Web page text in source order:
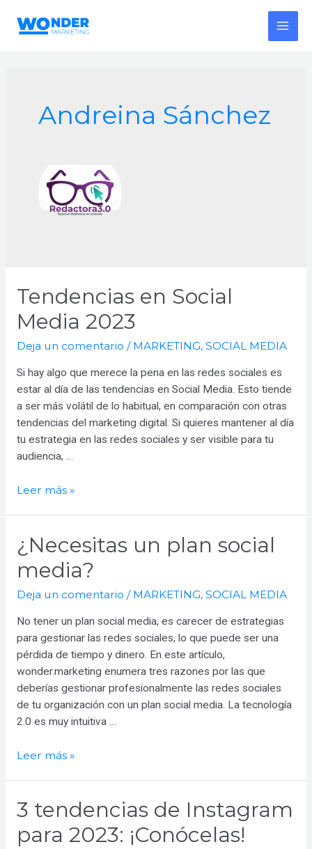
Andreina Sánchez
Tendencias en Social
Media 2023
Deja un comentario / MARKETING, SOCIAL MEDIA
Si hay algo que merece la pena en las redes sociales es
estar al día de las tendencias en Social Media. Esto tiende
a ser más volátil de lo habitual, en comparación con otras
tendencias del marketing digital. Si quieres mantener al día
tu estrategia en las redes sociales y ser visible para tu
audiencia, …
Tendencias
Media
2023
Leer más »
¿Necesitas un plan social
media?
Deja un comentario / MARKETING, SOCIAL MEDIA
No tener un plan social media, es carecer de estrategias
para gestionar las redes sociales, lo que puede ser una
pérdida de tiempo y dinero. En este artículo,
wonder.marketing enumera tres razones por las que
deberías gestionar profesionalmente las redes sociales
de tu organización con un plan social media. La tecnología
2.0 es muy intuitiva …
¿Necesitas
social
media?
Leer más »
3 tendencias de Instagram
para 2023: ¡Conócelas!